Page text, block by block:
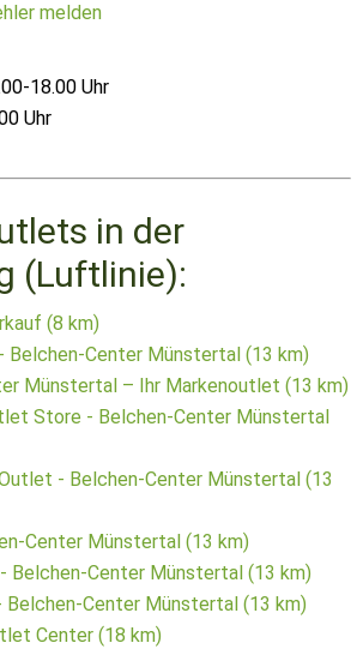
melden
18.00 Uhr
Uhr
in der
(Luftlinie):
(8 km)
Belchen-Center Münstertal (13 km)
Münstertal – Ihr Markenoutlet (13 km)
Store - Belchen-Center Münstertal
- Belchen-Center Münstertal (13
Center Münstertal (13 km)
Belchen-Center Münstertal (13 km)
Belchen-Center Münstertal (13 km)
Center (18 km)